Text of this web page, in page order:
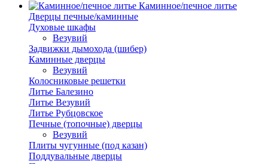
Каминное/печное литье
Дверцы печные/каминные
Духовые шкафы
Везувий
Задвижки дымохода (шибер)
Каминные дверцы
Везувий
Колосниковые решетки
Литье Балезино
Литье Везувий
Литье Рубцовское
Печные (топочные) дверцы
Везувий
Плиты чугунные (под казан)
Поддувальные дверцы